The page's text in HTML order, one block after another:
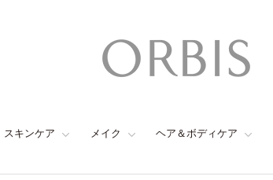
スキンケア メイク ヘア＆ボディケア